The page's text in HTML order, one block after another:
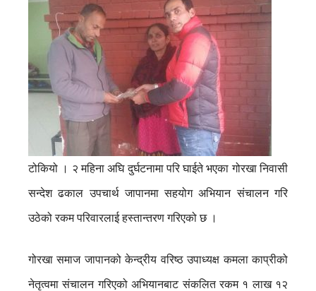
टोकियो । २ महिना अघि दुर्घटनामा परि घाईते भएका गोरखा निवासी
सन्देश ढकाल उपचार्थ जापानमा सहयोग अभियान संचालन गरि
उठेको रकम परिवारलाई हस्तान्तरण गरिएको छ ।
गोरखा समाज जापानको केन्द्रीय वरिष्ठ उपाध्यक्ष कमला काप्रीको
नेतृत्वमा संचालन गरिएको अभियानबाट संकलित रकम १ लाख १२